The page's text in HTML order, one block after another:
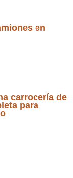
en
carrocería de
para